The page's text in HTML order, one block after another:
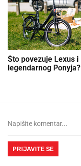
Što povezuje Lexus i
legendarnog Ponyja?
PRIJAVITE SE